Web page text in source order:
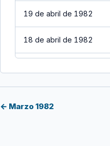
19 de abril de 1982
18 de abril de 1982
← Marzo 1982